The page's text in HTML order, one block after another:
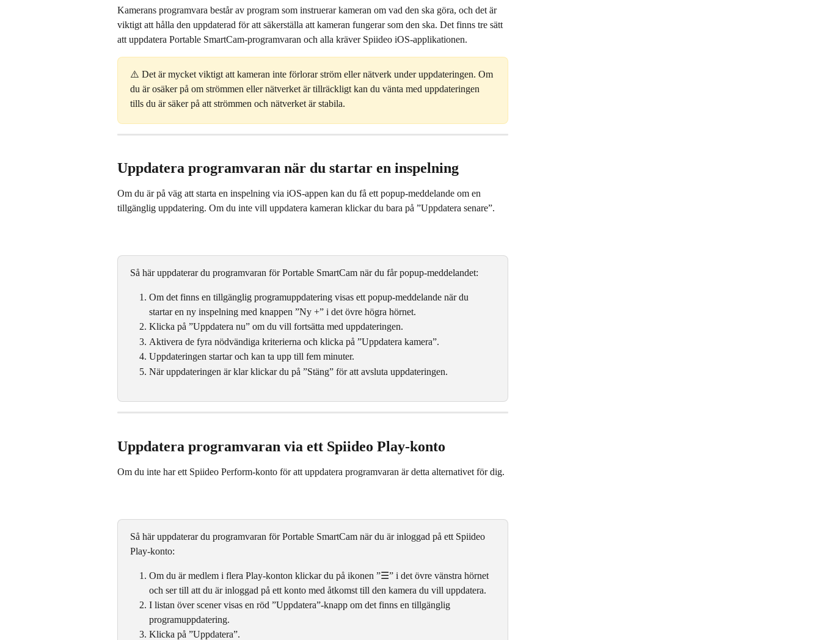
Kamerans programvara består av program som instruerar kameran om vad den ska göra, och det är
viktigt att hålla den uppdaterad för att säkerställa att kameran fungerar som den ska. Det finns tre sätt
att uppdatera Portable SmartCam-programvaran och alla kräver Spiideo iOS-applikationen.
⚠️ Det är mycket viktigt att kameran inte förlorar ström eller nätverk under uppdateringen. Om
du är osäker på om strömmen eller nätverket är tillräckligt kan du vänta med uppdateringen
tills du är säker på att strömmen och nätverket är stabila.
Uppdatera programvaran när du startar en inspelning
Om du är på väg att starta en inspelning via iOS-appen kan du få ett popup-meddelande om en
tillgänglig uppdatering. Om du inte vill uppdatera kameran klickar du bara på ”Uppdatera senare”.
Så här uppdaterar du programvaran för Portable SmartCam när du får popup-meddelandet:
Om det finns en tillgänglig programuppdatering visas ett popup-meddelande när du
startar en ny inspelning med knappen ”Ny +” i det övre högra hörnet.
Klicka på ”Uppdatera nu” om du vill fortsätta med uppdateringen.
Aktivera de fyra nödvändiga kriterierna och klicka på ”Uppdatera kamera”.
Uppdateringen startar och kan ta upp till fem minuter.
När uppdateringen är klar klickar du på ”Stäng” för att avsluta uppdateringen.
Uppdatera programvaran via ett Spiideo Play-konto
Om du inte har ett Spiideo Perform-konto för att uppdatera programvaran är detta alternativet för dig.
Så här uppdaterar du programvaran för Portable SmartCam när du är inloggad på ett Spiideo
Play-konto:
Om du är medlem i flera Play-konton klickar du på ikonen ”☰” i det övre vänstra hörnet
och ser till att du är inloggad på ett konto med åtkomst till den kamera du vill uppdatera.
I listan över scener visas en röd ”Uppdatera”-knapp om det finns en tillgänglig
programuppdatering.
Klicka på ”Uppdatera”.